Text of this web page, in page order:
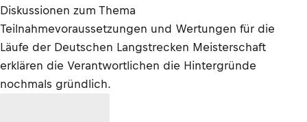
Diskussionen zum Thema
Teilnahmevoraussetzungen und Wertungen für die
Läufe der Deutschen Langstrecken Meisterschaft
erklären die Verantwortlichen die Hintergründe
nochmals gründlich.